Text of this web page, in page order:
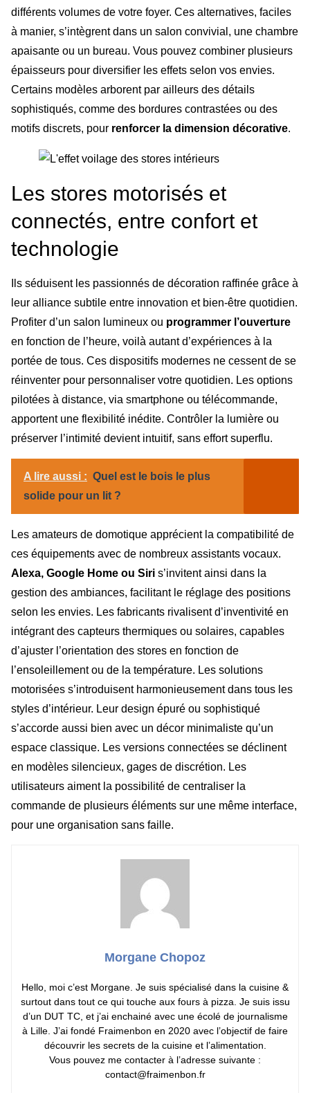
différents volumes de votre foyer. Ces alternatives, faciles
à manier, s’intègrent dans un salon convivial, une chambre
apaisante ou un bureau. Vous pouvez combiner plusieurs
épaisseurs pour diversifier les effets selon vos envies.
Certains modèles arborent par ailleurs des détails
sophistiqués, comme des bordures contrastées ou des
motifs discrets, pour renforcer la dimension décorative.
Les stores motorisés et
connectés, entre confort et
technologie
Ils séduisent les passionnés de décoration raffinée grâce à
leur alliance subtile entre innovation et bien-être quotidien.
Profiter d’un salon lumineux ou programmer l’ouverture
en fonction de l’heure, voilà autant d’expériences à la
portée de tous. Ces dispositifs modernes ne cessent de se
réinventer pour personnaliser votre quotidien. Les options
pilotées à distance, via smartphone ou télécommande,
apportent une flexibilité inédite. Contrôler la lumière ou
préserver l’intimité devient intuitif, sans effort superflu.
A lire aussi : Quel est le bois le plus
solide pour un lit ?
Les amateurs de domotique apprécient la compatibilité de
ces équipements avec de nombreux assistants vocaux.
Alexa, Google Home ou Siri s’invitent ainsi dans la
gestion des ambiances, facilitant le réglage des positions
selon les envies. Les fabricants rivalisent d’inventivité en
intégrant des capteurs thermiques ou solaires, capables
d’ajuster l’orientation des stores en fonction de
l’ensoleillement ou de la température. Les solutions
motorisées s’introduisent harmonieusement dans tous les
styles d’intérieur. Leur design épuré ou sophistiqué
s’accorde aussi bien avec un décor minimaliste qu’un
espace classique. Les versions connectées se déclinent
en modèles silencieux, gages de discrétion. Les
utilisateurs aiment la possibilité de centraliser la
commande de plusieurs éléments sur une même interface,
pour une organisation sans faille.
Morgane Chopoz
Hello, moi c’est Morgane. Je suis spécialisé dans la cuisine &
surtout dans tout ce qui touche aux fours à pizza. Je suis issu
d’un DUT TC, et j’ai enchainé avec une écolé de journalisme
à Lille. J’ai fondé Fraimenbon en 2020 avec l’objectif de faire
découvrir les secrets de la cuisine et l’alimentation.
Vous pouvez me contacter à l’adresse suivante :
contact@fraimenbon.fr